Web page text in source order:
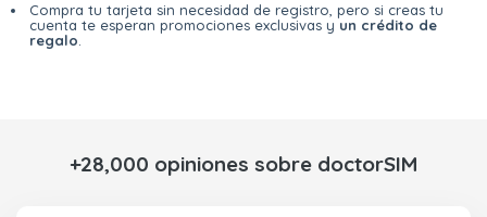
Compra tu tarjeta sin necesidad de registro, pero si creas tu
cuenta te esperan promociones exclusivas y un crédito de
regalo
+28,000 opiniones sobre doctorSIM